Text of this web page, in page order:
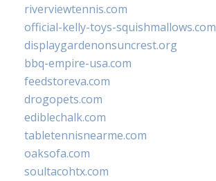
riverviewtennis.com
official-kelly-toys-squishmallows.com
displaygardenonsuncrest.org
bbq-empire-usa.com
feedstoreva.com
drogopets.com
ediblechalk.com
tabletennisnearme.com
oaksofa.com
soultacohtx.com